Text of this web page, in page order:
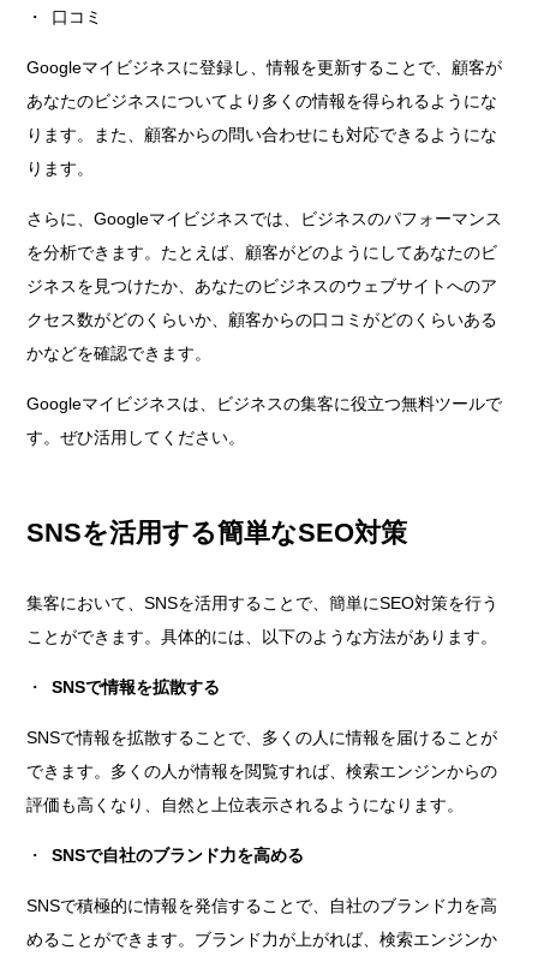
口コミ
Googleマイビジネスに登録し、情報を更新することで、顧客が
あなたのビジネスについてより多くの情報を得られるようにな
ります。また、顧客からの問い合わせにも対応できるようにな
ります。
さらに、Googleマイビジネスでは、ビジネスのパフォーマンス
を分析できます。たとえば、顧客がどのようにしてあなたのビ
ジネスを見つけたか、あなたのビジネスのウェブサイトへのア
クセス数がどのくらいか、顧客からの口コミがどのくらいある
かなどを確認できます。
Googleマイビジネスは、ビジネスの集客に役立つ無料ツールで
す。ぜひ活用してください。
SNSを活用する簡単なSEO対策
集客において、SNSを活用することで、簡単にSEO対策を行う
ことができます。具体的には、以下のような方法があります。
SNSで情報を拡散する
SNSで情報を拡散することで、多くの人に情報を届けることが
できます。多くの人が情報を閲覧すれば、検索エンジンからの
評価も高くなり、自然と上位表示されるようになります。
SNSで自社のブランド力を高める
SNSで積極的に情報を発信することで、自社のブランド力を高
めることができます。ブランド力が上がれば、検索エンジンか